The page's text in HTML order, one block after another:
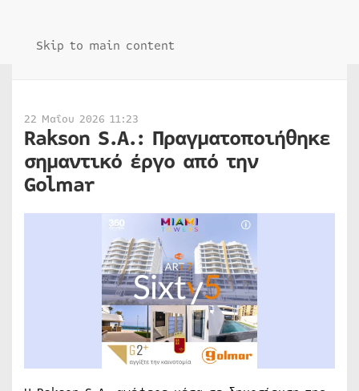
Skip to main content
22 Μαΐου 2026 11:23
Rakson S.A.: Πραγματοποιήθηκε
σημαντικό έργο από την
Golmar